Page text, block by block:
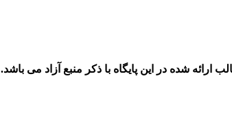
ارائه شده در این پایگاه با ذکر منبع آزاد می باشد.